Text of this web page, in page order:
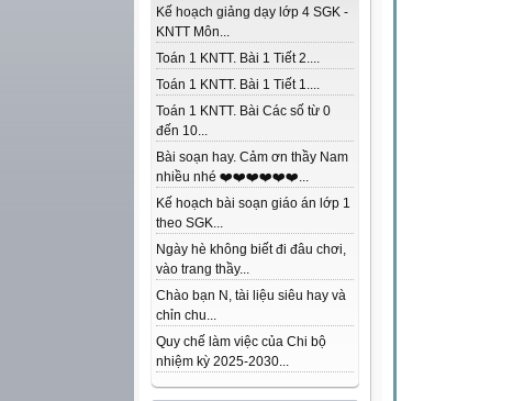
Kế hoạch giảng dạy lớp 4 SGK -
KNTT Môn...
Toán 1 KNTT. Bài 1 Tiết 2....
Toán 1 KNTT. Bài 1 Tiết 1....
Toán 1 KNTT. Bài Các số từ 0
đến 10...
Bài soạn hay. Cảm ơn thầy Nam
nhiều nhé ❤️❤️❤️❤️❤️❤️...
Kế hoạch bài soạn giáo án lớp 1
theo SGK...
Ngày hè không biết đi đâu chơi,
vào trang thầy...
Chào bạn N, tài liệu siêu hay và
chỉn chu...
Quy chế làm việc của Chi bộ
nhiệm kỳ 2025-2030...